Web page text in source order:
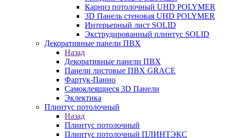
Карниз потолочный UHD POLYMER
3D Панель стеновая UHD POLYMER
Интерьерный лист SOLID
Экструдированный плинтус SOLID
Декоративные панели ПВХ
Назад
Декоративные панели ПВХ
Панели листовые ПВХ GRACE
Фартук-Панно
Самоклеящиеся 3D Панели
Эклектика
Плинтус потолочный
Назад
Плинтус потолочный
Плинтус потолочный ПЛИНТЭКС